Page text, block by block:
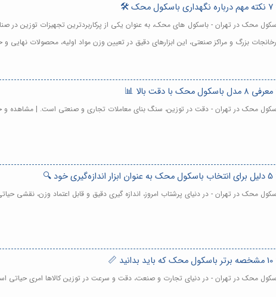
محک 🛠️
محک در تهران - باسکول های محک، به عنوان یکی از پرکاربردترین تجهیزات توزین
بزرگ و مراکز صنعتی، این ابزارهای دقیق در تعیین وزن مواد اولیه، محصولات
مدل باسکول محک با دقت بالا 📊
محک در تهران - دقت در توزین، سنگ بنای معاملات تجاری و صنعتی است. | مشاهده و
خود 🔍
محک در تهران - در دنیای پرشتاب امروز، اندازه گیری دقیق و قابل اعتماد وزن، نقشی
بدانید 📏
محک در تهران - در دنیای تجارت و صنعت، دقت و سرعت در توزین کالاها امری حیاتی